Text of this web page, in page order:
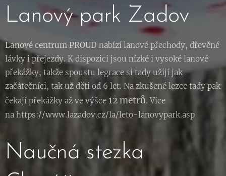
Lanový park Zadov
Lanové centrum PROUD nabízí lanové přechody, dřevěné
lávky i přejezdy. K dispozici jsou nízké i vysoké lanové
překážky, takže spoustu legrace si tady užijí jak
začátečníci, tak už děti od 6 let. Na zkušené lezce tady pak
čekají překážky až ve výšce 12 metrů. Více
na https://www.lazadov.cz/la/leto-lanovypark.asp
Naučná stezka